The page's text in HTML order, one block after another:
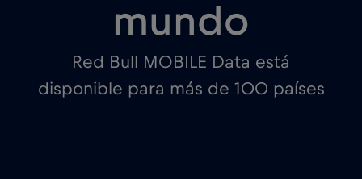
mundo
Red Bull MOBILE Data está
disponible para más de 100 países